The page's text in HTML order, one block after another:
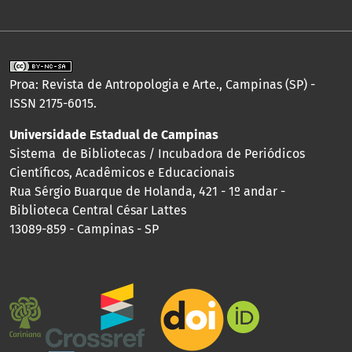
Proa: Revista de Antropologia e Arte., Campinas (SP) -
ISSN 2175-6015.
Universidade Estadual de Campinas
Sistema de Bibliotecas / Incubadora de Periódicos
Científicos, Acadêmicos e Educacionais
Rua Sérgio Buarque de Holanda, 421 - 1º andar -
Biblioteca Central César Lattes
13089-859 - Campinas - SP